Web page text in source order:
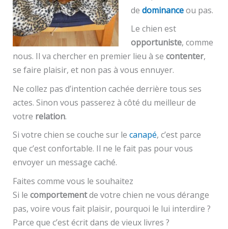
de dominanceou pas.
Le chien est
opportuniste, comme
nous. Il va chercher en premier lieu à se contenter,
se faire plaisir, et non pas à vous ennuyer.
Ne collez pas d’intention cachée derrière tous ses
actes. Sinon vous passerez à côté du meilleur de
votre relation.
Si votre chien se couche sur le canapé, c’est parce
que c’est confortable. Il ne le fait pas pour vous
envoyer un message caché.
Faites comme vous le souhaitez
Si le comportementde votre chien ne vous dérange
pas, voire vous fait plaisir, pourquoi le lui interdire ?
Parce que c’est écrit dans de vieux livres ?